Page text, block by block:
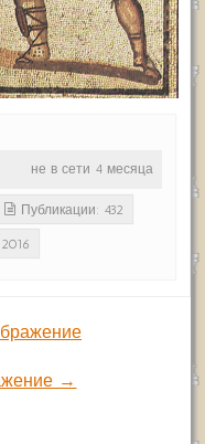
не в сети 4 месяца
Публикации: 432
→